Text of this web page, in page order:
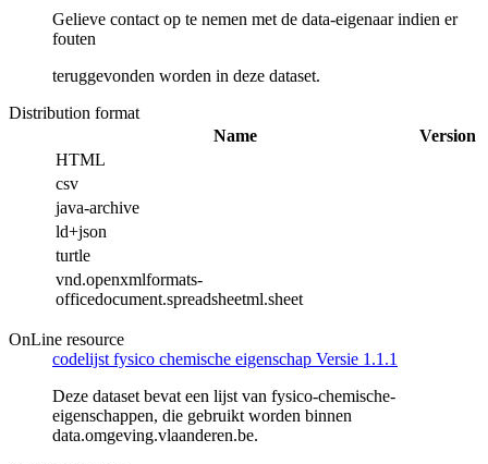
Gelieve contact op te nemen met de data-eigenaar indien er
fouten
teruggevonden worden in deze dataset.
Distribution format
Name
Version
HTML
csv
java-archive
ld+json
turtle
vnd.openxmlformats-
officedocument.spreadsheetml.sheet
OnLine resource
codelijst fysico chemische eigenschap Versie 1.1.1
Deze dataset bevat een lijst van fysico-chemische-
eigenschappen, die gebruikt worden binnen
data.omgeving.vlaanderen.be.